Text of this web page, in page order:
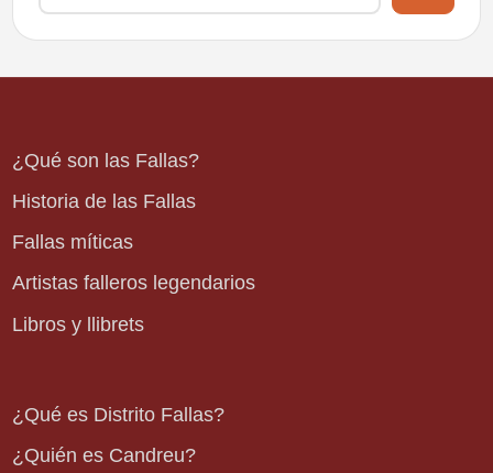
¿Qué son las Fallas?
Historia de las Fallas
Fallas míticas
Artistas falleros legendarios
Libros y llibrets
¿Qué es Distrito Fallas?
¿Quién es Candreu?